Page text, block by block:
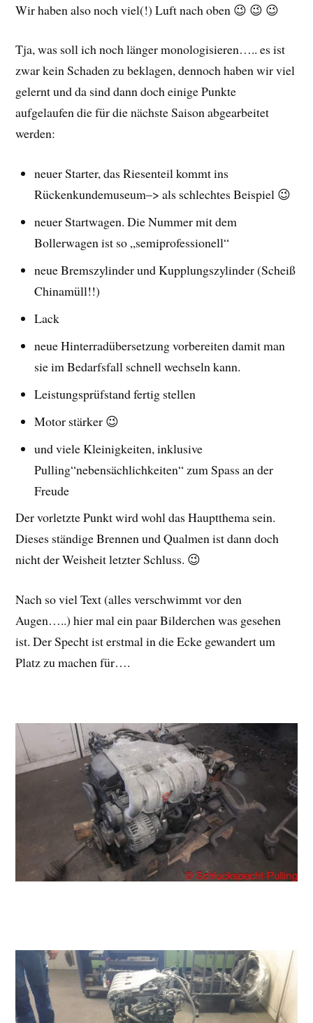
Wir haben also noch viel(!) Luft nach oben 😉 😉 😉
Tja, was soll ich noch länger monologisieren….. es ist
zwar kein Schaden zu beklagen, dennoch haben wir viel
gelernt und da sind dann doch einige Punkte
aufgelaufen die für die nächste Saison abgearbeitet
werden:
neuer Starter, das Riesenteil kommt ins
Rückenkundemuseum–> als schlechtes Beispiel 😉
neuer Startwagen. Die Nummer mit dem
Bollerwagen ist so „semiprofessionell“
neue Bremszylinder und Kupplungszylinder (Scheiß
Chinamüll!!)
Lack
neue Hinterradübersetzung vorbereiten damit man
sie im Bedarfsfall schnell wechseln kann.
Leistungsprüfstand fertig stellen
Motor stärker 😉
und viele Kleinigkeiten, inklusive
Pulling“nebensächlichkeiten“ zum Spass an der
Freude
Der vorletzte Punkt wird wohl das Hauptthema sein.
Dieses ständige Brennen und Qualmen ist dann doch
nicht der Weisheit letzter Schluss. 😉
Nach so viel Text (alles verschwimmt vor den
Augen…..) hier mal ein paar Bilderchen was gesehen
ist. Der Specht ist erstmal in die Ecke gewandert um
Platz zu machen für….